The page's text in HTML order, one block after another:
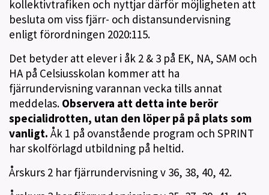
kollektivtrafiken och nyttjar därför möjligheten att
besluta om viss fjärr- och distansundervisning
enligt förordningen 2020:115.
Det betyder att elever i åk 2 & 3 på EK, NA, SAM och
HA på Celsiusskolan kommer att ha
fjärrundervisning varannan vecka tills annat
meddelas. Observera att detta inte berör
specialidrotten, utan den löper på på plats som
vanligt. Åk 1 på ovanstående program och SPRINT
har skolförlagd utbildning på heltid.
Årskurs 2 har fjärrundervisning v 36, 38, 40, 42.